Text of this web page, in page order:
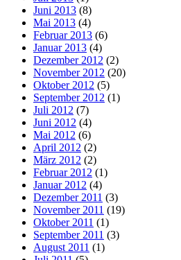
Juni 2013 (8)
Mai 2013 (4)
Februar 2013 (6)
Januar 2013 (4)
Dezember 2012 (2)
November 2012 (20)
Oktober 2012 (5)
September 2012 (1)
Juli 2012 (7)
Juni 2012 (4)
Mai 2012 (6)
April 2012 (2)
März 2012 (2)
Februar 2012 (1)
Januar 2012 (4)
Dezember 2011 (3)
November 2011 (19)
Oktober 2011 (1)
September 2011 (3)
August 2011 (1)